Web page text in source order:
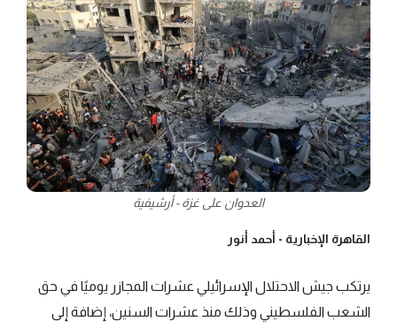
العدوان على غزة - أرشيفية
القاهرة الإخبارية - أحمد أنور
يرتكب جيش الاحتلال الإسرائيلي عشرات المجازر يوميًا في حق
الشعب الفلسطيني وذلك منذ عشرات السنين، إضافة إلى